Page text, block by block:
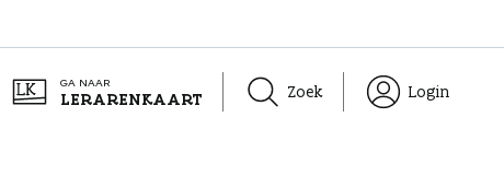
GA NAAR
LERARENKAART Zoek Login